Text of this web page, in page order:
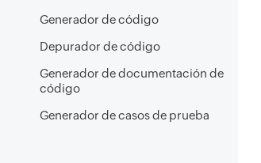
Generador de código
Depurador de código
Generador de documentación de
código
Generador de casos de prueba